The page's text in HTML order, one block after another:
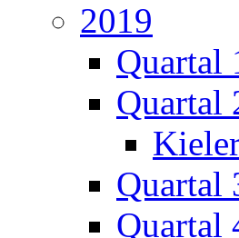
2019
Quartal
Quartal
Quartal
Quartal